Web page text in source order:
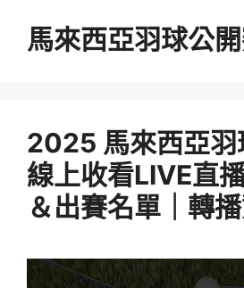
馬來西亞羽球公
2025 馬來西亞羽
線上收看LIVE直
＆出賽名單｜轉